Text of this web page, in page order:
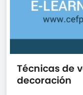
Técnicas de
decoración